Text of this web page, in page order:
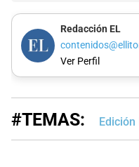
Redacción EL
Ver Perfil
#TEMAS: